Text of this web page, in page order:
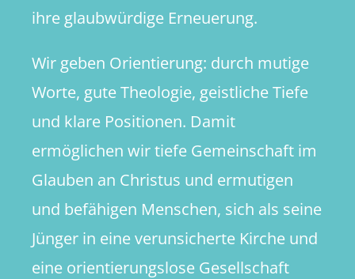
ihre glaubwürdige Erneuerung.
Wir geben Orientierung: durch mutige
Worte, gute Theologie, geistliche Tiefe
und klare Positionen. Damit
ermöglichen wir tiefe Gemeinschaft im
Glauben an Christus und ermutigen
und befähigen Menschen, sich als seine
Jünger in eine verunsicherte Kirche und
eine orientierungslose Gesellschaft